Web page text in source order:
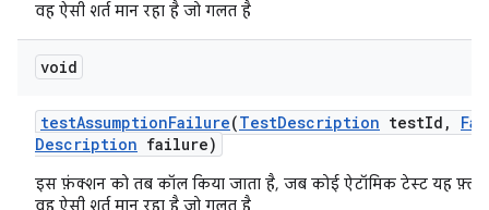
वह ऐसी शर्त मान रहा है जो गलत है
void
testAssumptionFailure(TestDescription testId ,
Description failure)
इस फ़ंक्शन को तब कॉल किया जाता है, जब कोई ऐटॉमिक टेस्ट यह
वह ऐसी शर्त मान रहा है जो गलत है